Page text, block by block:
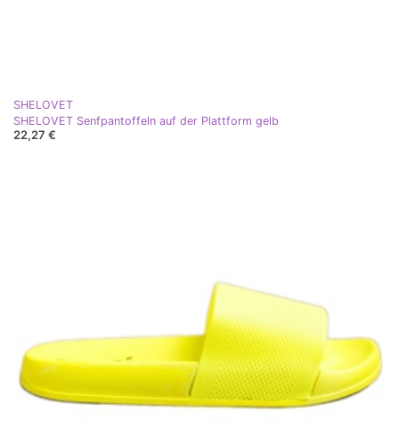
SHELOVET
SHELOVET Senfpantoffeln auf der Plattform gelb
22,27 €